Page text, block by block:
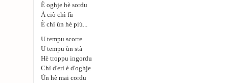
È oghje hè sordu
À ciò chì fù
È chì ùn hè più...
U tempu scorre
U tempu ùn stà
Hè troppu ingordu
Chì d'eri è d'oghje
Ùn hè mai cordu